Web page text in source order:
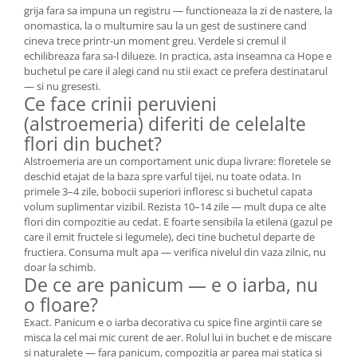
grija fara sa impuna un registru — functioneaza la zi de nastere, la
onomastica, la o multumire sau la un gest de sustinere cand
cineva trece printr-un moment greu. Verdele si cremul il
echilibreaza fara sa-l dilueze. In practica, asta inseamna ca Hope e
buchetul pe care il alegi cand nu stii exact ce prefera destinatarul
— si nu gresesti.
Ce face crinii peruvieni
(alstroemeria) diferiti de celelalte
flori din buchet?
Alstroemeria are un comportament unic dupa livrare: floretele se
deschid etajat de la baza spre varful tijei, nu toate odata. In
primele 3–4 zile, bobocii superiori infloresc si buchetul capata
volum suplimentar vizibil. Rezista 10–14 zile — mult dupa ce alte
flori din compozitie au cedat. E foarte sensibila la etilena (gazul pe
care il emit fructele si legumele), deci tine buchetul departe de
fructiera. Consuma mult apa — verifica nivelul din vaza zilnic, nu
doar la schimb.
De ce are panicum — e o iarba, nu
o floare?
Exact. Panicum e o iarba decorativa cu spice fine argintii care se
misca la cel mai mic curent de aer. Rolul lui in buchet e de miscare
si naturalete — fara panicum, compozitia ar parea mai statica si